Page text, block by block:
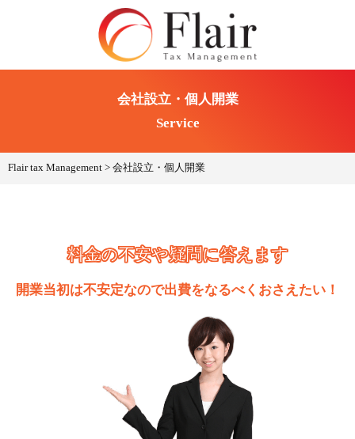
会社設立・個人開業
Service
Flair tax Management > 会社設立・個人開業
料金の不安や疑問に答えます
開業当初は不安定なので出費をなるべくおさえたい！